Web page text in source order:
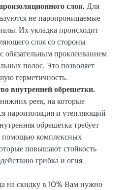
слоя.Для
не паропроницаемые
Их укладка происходит
слоя со стороны
обязательным проклеиванием
полос. Это позволяет
герметичность.
внутренней обрешетки.
реек, на которые
пароизоляция и утепляющий
обрешетка требует
помощью комплексных
повышают стойкость
грибка и огня.
на скидку в 10% Вам нужно